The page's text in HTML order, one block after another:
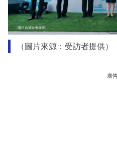
（圖片來源：受訪者提供）
廣